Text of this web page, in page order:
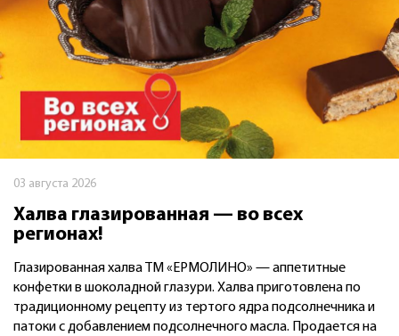
03 августа 2026
Халва глазированная — во всех
регионах!
Глазированная халва ТМ «ЕРМОЛИНО» — аппетитные
конфетки в шоколадной глазури. Халва приготовлена по
традиционному рецепту из тертого ядра подсолнечника и
патоки с добавлением подсолнечного масла. Продается на